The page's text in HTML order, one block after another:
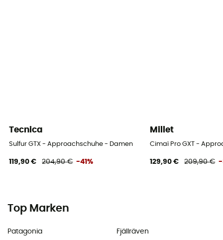
Tecnica
Sulfur GTX - Approachschuhe - Damen
119,90 € 204,90 € -41%
Millet
Cimaï Pro GXT -
129,90 € 209,90 € -
Top Marken
Patagonia
Fjällräven